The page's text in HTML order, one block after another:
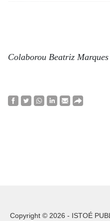
Colaborou Beatriz Marques
Copyright © 2026 - ISTOÉ